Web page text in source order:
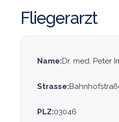
Fliegerarzt
Name:Dr. med. Peter
Strasse:
PLZ:03046